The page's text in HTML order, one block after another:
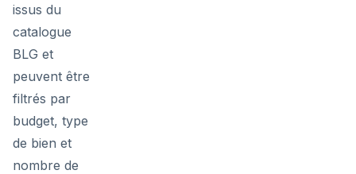
issus du
catalogue
BLG et
peuvent être
filtrés par
budget, type
de bien et
nombre de